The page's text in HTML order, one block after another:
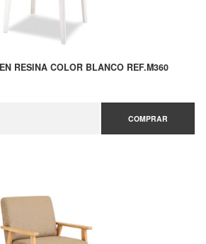
RESINA COLOR BLANCO REF.M360
COMPRAR